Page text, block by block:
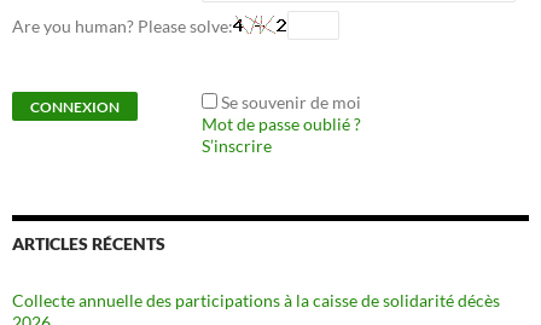
Are you human? Please solve:
Se souvenir de moi
Mot de passe oublié ?
S’inscrire
ARTICLES RÉCENTS
Collecte annuelle des participations à la caisse de solidarité décès